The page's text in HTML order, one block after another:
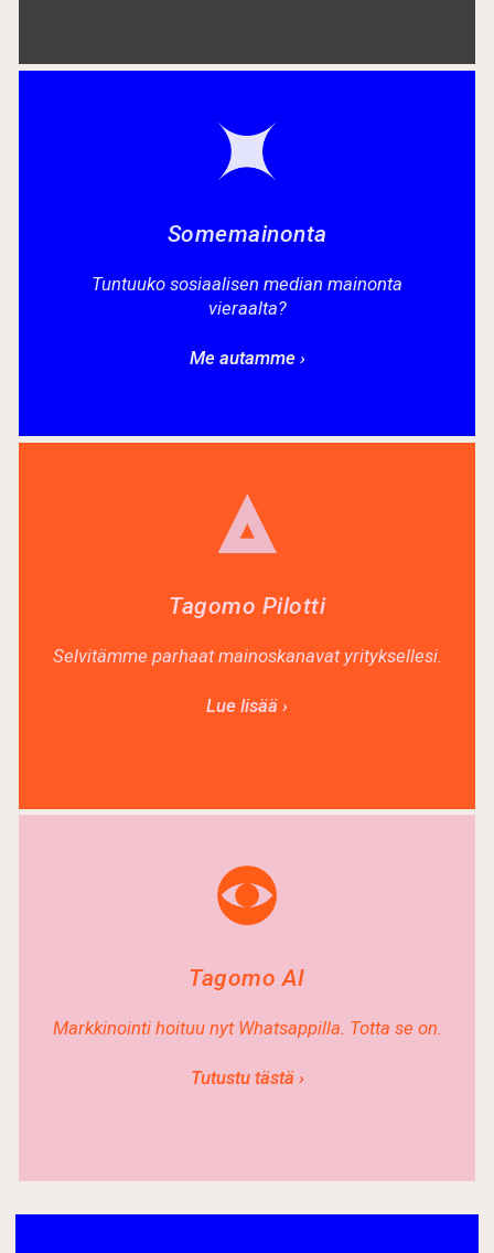
Somemainonta
Tuntuuko sosiaalisen median mainonta
vieraalta?
Me autamme ›
Tagomo Pilotti
Selvitämme parhaat mainoskanavat yrityksellesi.
Lue lisää ›
Tagomo AI
Markkinointi hoituu nyt Whatsappilla. Totta se on.
Tutustu tästä ›